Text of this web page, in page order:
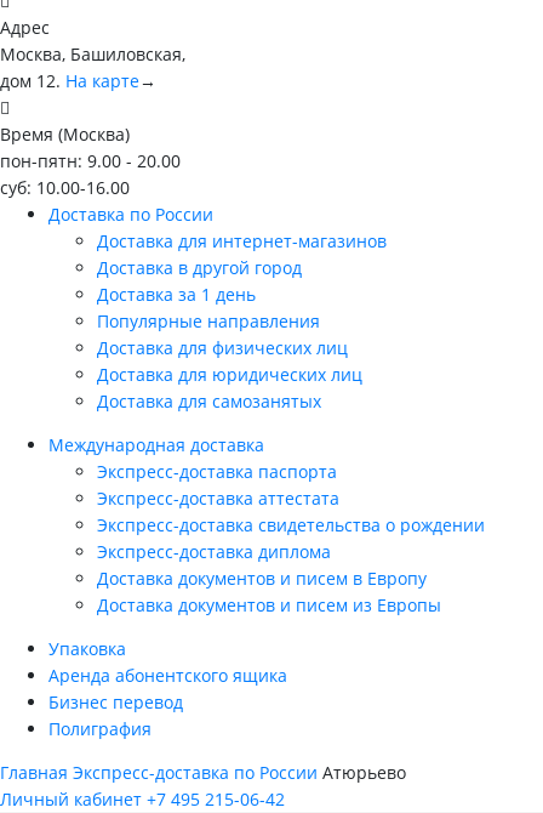
Адрес
Москва, Башиловская,
дом 12. На карте→
Время (Москва)
пон-пятн: 9.00 - 20.00
суб: 10.00-16.00
Доставка по России
Доставка для интернет-магазинов
Доставка в другой город
Доставка за 1 день
Популярные направления
Доставка для физических лиц
Доставка для юридических лиц
Доставка для самозанятых
Международная доставка
Экспресс-доставка паспорта
Экспресс-доставка аттестата
Экспресс-доставка свидетельства о рождении
Экспресс-доставка диплома
Доставка документов и писем в Европу
Доставка документов и писем из Европы
Упаковка
Аренда абонентского ящика
Бизнес перевод
Полиграфия
Главная Экспресс-доставка по России Атюрьево
Личный кабинет +7 495 215-06-42